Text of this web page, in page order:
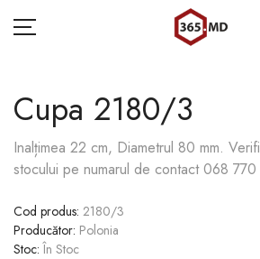
ACASĂ
CATEGORII
BLOG
Cupa 2180/3
Inalțimea 22 cm, Diametrul 80 mm.
stocului pe numarul de contact 068
Cod produs: 2180/3
Producător: Polonia
Stoc: În Stoc